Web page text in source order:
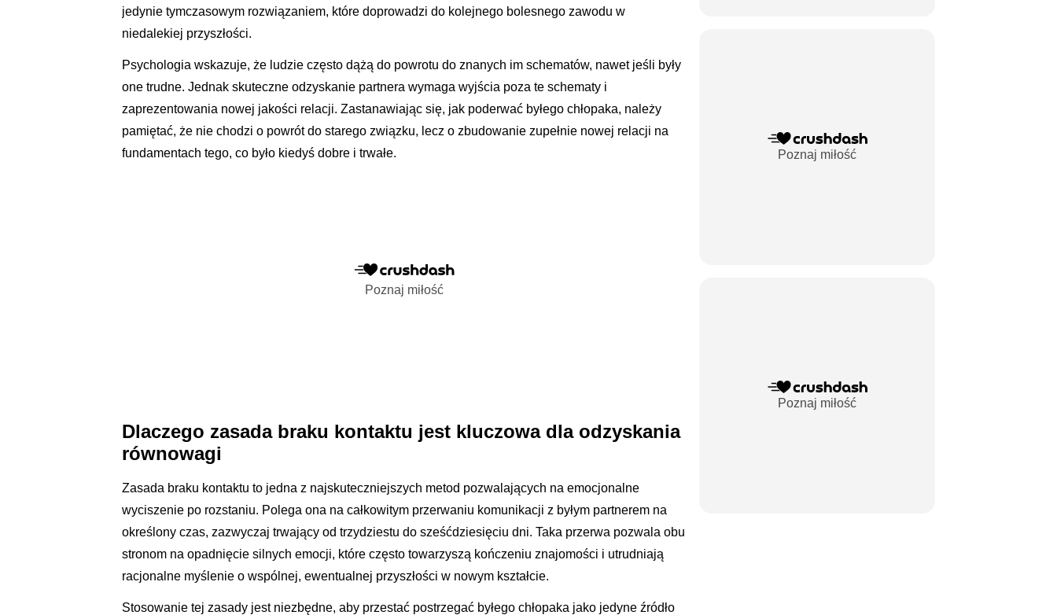
jedynie tymczasowym rozwiązaniem, które doprowadzi do kolejnego bolesnego zawodu w
niedalekiej przyszłości.
Psychologia wskazuje, że ludzie często dążą do powrotu do znanych im schematów, nawet jeśli były
one trudne. Jednak skuteczne odzyskanie partnera wymaga wyjścia poza te schematy i
zaprezentowania nowej jakości relacji. Zastanawiając się, jak poderwać byłego chłopaka, należy
pamiętać, że nie chodzi o powrót do starego związku, lecz o zbudowanie zupełnie nowej relacji na
fundamentach tego, co było kiedyś dobre i trwałe.
Poznaj miłość
Dlaczego zasada braku kontaktu jest kluczowa dla odzyskania
równowagi
Zasada braku kontaktu to jedna z najskuteczniejszych metod pozwalających na emocjonalne
wyciszenie po rozstaniu. Polega ona na całkowitym przerwaniu komunikacji z byłym partnerem na
określony czas, zazwyczaj trwający od trzydziestu do sześćdziesięciu dni. Taka przerwa pozwala obu
stronom na opadnięcie silnych emocji, które często towarzyszą kończeniu znajomości i utrudniają
racjonalne myślenie o wspólnej, ewentualnej przyszłości w nowym kształcie.
Stosowanie tej zasady jest niezbędne, aby przestać postrzegać byłego chłopaka jako jedyne źródło
Poznaj miłość
Poznaj miłość